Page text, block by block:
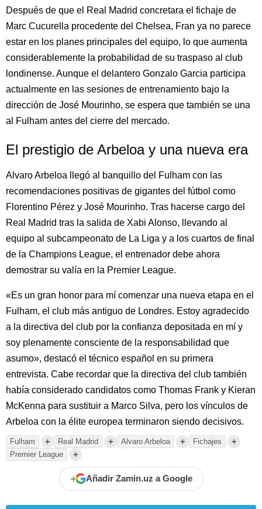
Después de que el Real Madrid concretara el fichaje de
Marc Cucurella procedente del Chelsea, Fran ya no parece
estar en los planes principales del equipo, lo que aumenta
considerablemente la probabilidad de su traspaso al club
londinense. Aunque el delantero Gonzalo Garcia participa
actualmente en las sesiones de entrenamiento bajo la
dirección de José Mourinho, se espera que también se una
al Fulham antes del cierre del mercado.
El prestigio de Arbeloa y una nueva era
Alvaro Arbeloa llegó al banquillo del Fulham con las
recomendaciones positivas de gigantes del fútbol como
Florentino Pérez y José Mourinho. Tras hacerse cargo del
Real Madrid tras la salida de Xabi Alonso, llevando al
equipo al subcampeonato de La Liga y a los cuartos de final
de la Champions League, el entrenador debe ahora
demostrar su valía en la Premier League.
«Es un gran honor para mí comenzar una nueva etapa en el
Fulham, el club más antiguo de Londres. Estoy agradecido
a la directiva del club por la confianza depositada en mí y
soy plenamente consciente de la responsabilidad que
asumo», destacó el técnico español en su primera
entrevista. Cabe recordar que la directiva del club también
había considerado candidatos como Thomas Frank y Kieran
McKenna para sustituir a Marco Silva, pero los vínculos de
Arbeloa con la élite europea terminaron siendo decisivos.
Fulham + Real Madrid + Alvaro Arbeloa + Fichajes +
Premier League +
+ Añadir Zamin.uz a Google